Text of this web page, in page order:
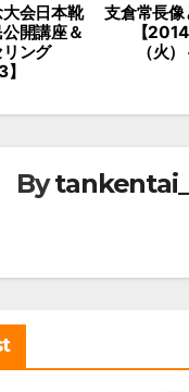
支倉常長
【
（火
会日本靴
開講座＆
ング
By